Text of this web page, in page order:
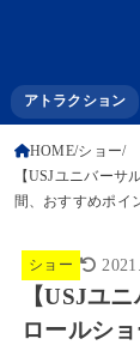
アトラクション
HOME ショー
【USJユニバーサ
間、おすすめポイ
ショー
【USJユ
ロールシ